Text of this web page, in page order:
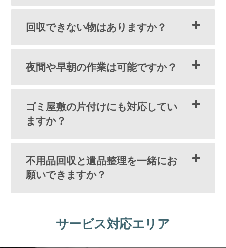
回収できない物はありますか？
夜間や早朝の作業は可能ですか？
ゴミ屋敷の片付けにも対応してい
ますか？
不用品回収と遺品整理を一緒にお
願いできますか？
サービス対応エリア